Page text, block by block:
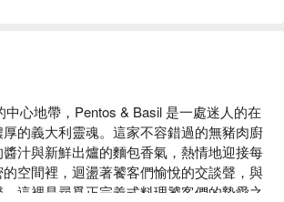
中心地帶，Pentos & Basil 是一處迷人的在
的義大利靈魂。這家不容錯過的無豬肉廚
汁與新鮮出爐的麵包香氣，熱情地迎接每
空間裡，迴盪著饕客們愉悅的交談聲，與
這裡是尋覓正宗義式料理饕客們的摯愛之